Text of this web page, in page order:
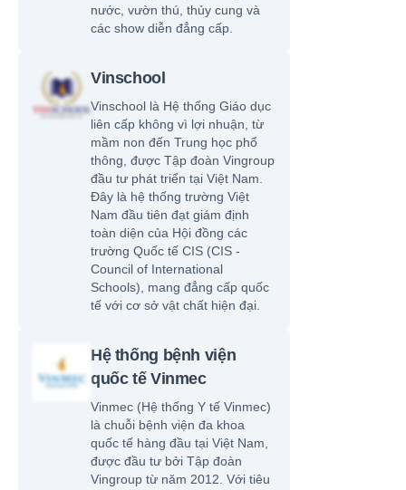
nước, vườn thú, thủy cung và
các show diễn đẳng cấp.
Vinschool
Vinschool là Hệ thống Giáo dục
liên cấp không vì lợi nhuận, từ
mầm non đến Trung học phổ
thông, được Tập đoàn Vingroup
đầu tư phát triển tại Việt Nam.
Đây là hệ thống trường Việt
Nam đầu tiên đạt giám định
toàn diện của Hội đồng các
trường Quốc tế CIS (CIS -
Council of International
Schools), mang đẳng cấp quốc
tế với cơ sở vật chất hiện đại.
Hệ thống bệnh viện
quốc tế Vinmec
Vinmec (Hệ thống Y tế Vinmec)
là chuỗi bệnh viện đa khoa
quốc tế hàng đầu tại Việt Nam,
được đầu tư bởi Tập đoàn
Vingroup từ năm 2012. Với tiêu